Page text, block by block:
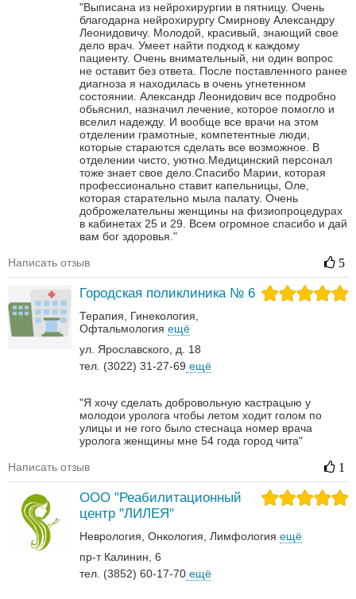
"Выписана из нейрохирургии в пятницу. Очень
благодарна нейрохирургу Смирнову Александру
Леонидовичу. Молодой, красивый, знающий свое
дело врач. Умеет найти подход к каждому
пациенту. Очень внимательный, ни один вопрос
не оставит без ответа. После поставленного ранее
диагноза я находилась в очень угнетенном
состоянии. Александр Леонидович все подробно
обьяснил, назначил лечение, которое помогло и
вселил надежду. И вообще все врачи на этом
отделении грамотные, компетентные люди,
которые стараются сделать все возможное. В
отделении чисто, уютно.Медицинский персонал
тоже знает свое дело.Спасибо Марии, которая
профессионально ставит капельницы, Оле,
которая старательно мыла палату. Очень
доброжелательны женщины на физиопроцедурах
в кабинетах 25 и 29. Всем огромное спасибо и дай
вам бог здоровья."
Написать отзыв 5
Городская поликлиника № 6
Терапия
Гинекология
Офтальмология ещё
ул. Ярославского, д. 18
тел. (3022) 31-27-69 ещё
"Я хочу сделать добровольную кастрацыю у
молодои уролога чтобы летом ходит голом по
улицы и не гого было стеснаца номер врача
уролога женщины мне 54 года город чита"
Написать отзыв 1
ООО "Реабилитационный
центр "ЛИЛЕЯ"
Неврология‎ Онкология‎ Лимфология ещё
пр-т Калинин, 6
тел. (3852) 60-17-70 ещё